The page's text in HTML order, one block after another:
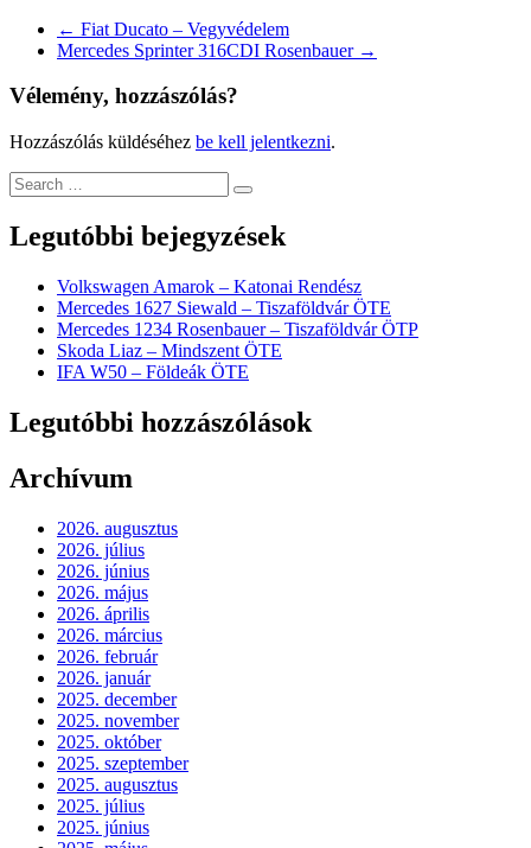
← Fiat Ducato – Vegyvédelem
Mercedes Sprinter 316CDI Rosenbauer →
Vélemény, hozzászólás?
Hozzászólás küldéséhez be kell jelentkezni.
Legutóbbi bejegyzések
Volkswagen Amarok – Katonai Rendész
Mercedes 1627 Siewald – Tiszaföldvár ÖTE
Mercedes 1234 Rosenbauer – Tiszaföldvár ÖTP
Skoda Liaz – Mindszent ÖTE
IFA W50 – Földeák ÖTE
Legutóbbi hozzászólások
Archívum
2026. augusztus
2026. július
2026. június
2026. május
2026. április
2026. március
2026. február
2026. január
2025. december
2025. november
2025. október
2025. szeptember
2025. augusztus
2025. július
2025. június